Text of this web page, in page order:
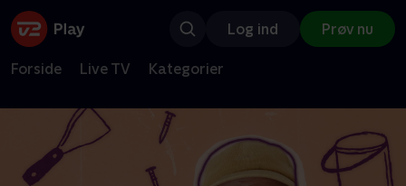
Log ind Prøv nu
Forside Live TV Kategorier